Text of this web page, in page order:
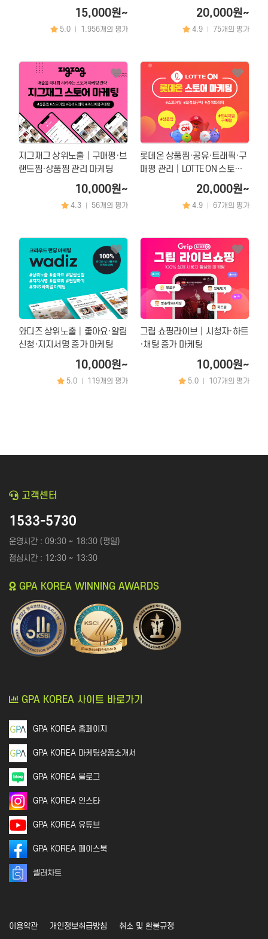
15,000원~
5.0 1,956개의 평가
20,000원~
4.9 75개의 평가
지그재그 상위노출│구매평·브
랜드찜·상품찜 관리 마케팅
10,000원~
4.3 56개의 평가
롯데온 상품찜·공유·트래픽·구
매평 관리│LOTTE ON 스토어
상위노출 마케팅 서비스
20,000원~
4.9 67개의 평가
와디즈 상위노출│좋아요·알림
신청·지지서명 증가 마케팅
10,000원~
5.0 119개의 평가
그립 쇼핑라이브│시청자·하트
·채팅 증가 마케팅
10,000원~
5.0 107개의 평가
고객센터
1533-5730
운영시간 : 09:30 ~ 18:30 (평일)
점심시간 : 12:30 ~ 13:30
GPA KOREA WINNING AWARDS
GPA KOREA 사이트 바로가기
GPA KOREA 홈페이지
GPA KOREA 마케팅상품소개서
GPA KOREA 블로그
GPA KOREA 인스타
GPA KOREA 유튜브
GPA KOREA 페이스북
셀러차트
이용약관 개인정보취급방침 취소 및 환불규정